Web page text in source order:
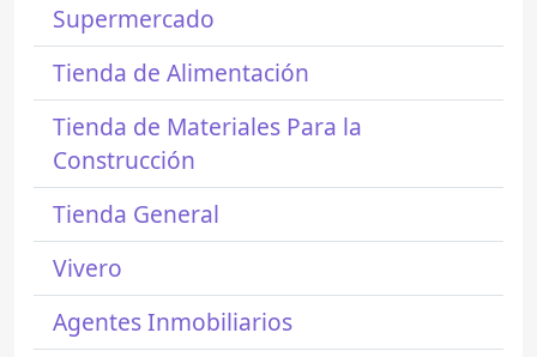
Supermercado
Tienda de Alimentación
Tienda de Materiales Para la
Construcción
Tienda General
Vivero
Agentes Inmobiliarios